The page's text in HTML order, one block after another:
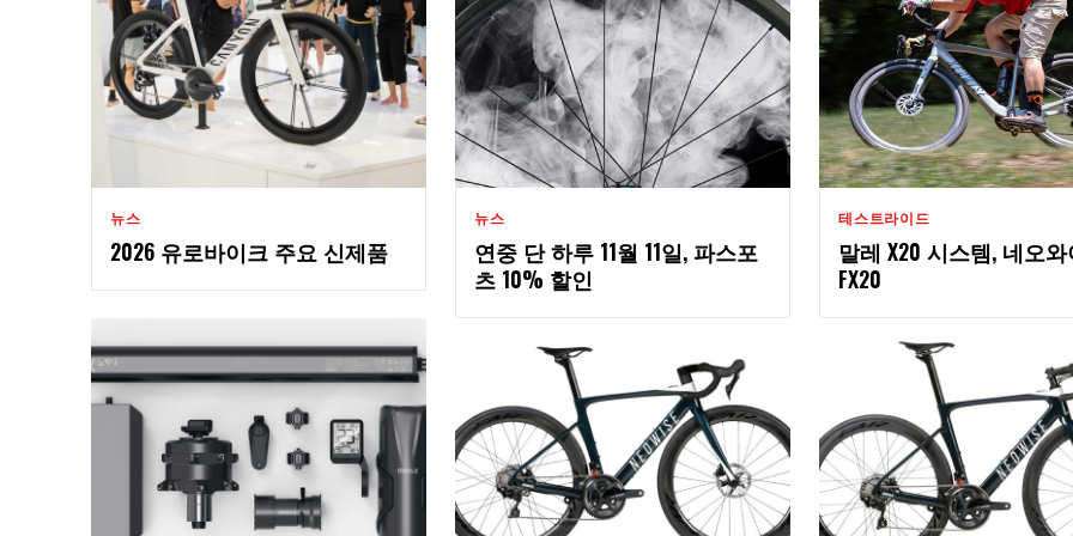
뉴스
2026 유로바이크 주요 신제품
뉴스
연중 단 하루 11월 11일, 파스포
츠 10% 할인
테스트라이드
말레 X20 시스템, 네오
FX20